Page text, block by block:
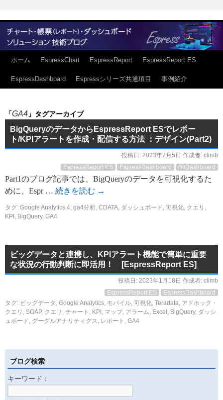
ホーム EspressChart EspressReport EspressReport ES
EspressDashboard Espressシリーズ共通項目 事例紹介
「GA4 」タグアーカイブ
BigQueryのデータからEspressReport ESでレポー
ト/KPIアラートを作成・配信する方法 ：デザイン(Part2)
投稿日: 2023年7月5日 作成者: climb
EspressReport ES
EspressDashboard BI/Dashboard
Part1のブログ記事では、BigQueryのデータを可視化するた
めに、Espr … 続きを読む →
タグ: Google Analytics 4, ga4分析, CDATA, ダッシュボード, 可視化, クエリ ,
KPI , BigQuery, GA4
ビッグデータと連携し、KPIアラート機能で簡単に重要
な状況の行動判断に即活用！ [EspressReport ES]
投稿日: 2023年1月18日 作成者: climb
EspressReport ES
EspressDashboard
タグ: ビッグデータ , Google Analytics, モバイル, 可視化, Teradata, アドホック・
クエリ , SOAP, クエリ , チャート , KPI , マップ, アラーム, Excel , BigQuery, ダッシ
ュボード, グーグルアナリティクス, レポート , GA4
ブログ検索
キーワード：